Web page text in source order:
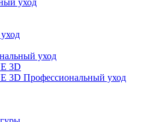
уход
уход
3D
3D Профессиональный уход